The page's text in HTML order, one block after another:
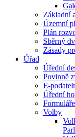
Základní
Územní
Plán
Sběrný
Zásady
Úřad
Úřední
Povinně
E-
Úřední
Formuláře
Volby